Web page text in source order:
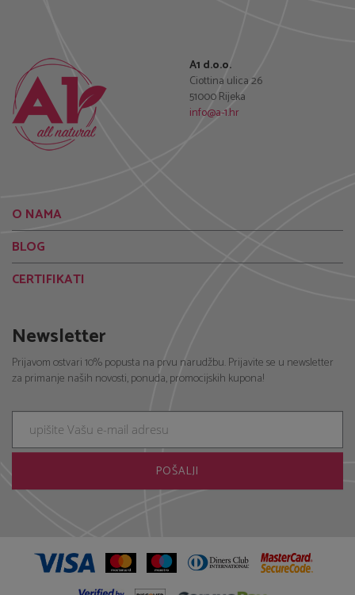
Ciottina ulica 26
51000 Rijeka
info@a-1.hr
BLOG
CERTIFIKATI
Newsletter
Prijavom ostvari 10% popusta na prvu narudžbu. Prijavite se u newsletter
za primanje naših novosti, ponuda, promocijskih kupona!